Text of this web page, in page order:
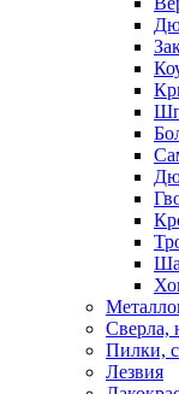
Сверла,
Пилки,
Лезвия